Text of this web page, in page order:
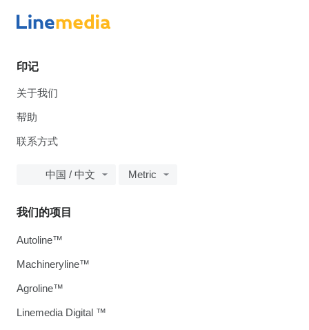
印记
关于我们
帮助
联系方式
中国 / 中文 Metric
我们的项目
Autoline™
Machineryline™
Agroline™
Linemedia Digital ™